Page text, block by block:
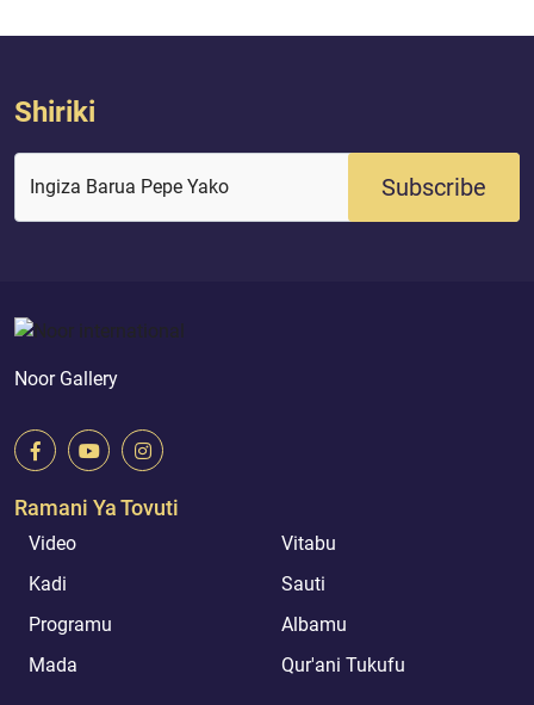
Shiriki
Ingiza Barua Pepe Yako Subscribe
Noor Gallery
Ramani Ya Tovuti
Video
Vitabu
Kadi
Sauti
Programu
Albamu
Mada
Qur'ani Tukufu